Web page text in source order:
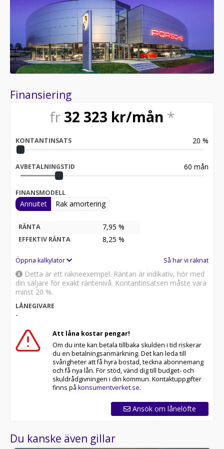
QE3 Förvaringsnät på sidan av fotutrymme på
passagerarsidan.
FT3 Surround View med Active Parking Support.
8T3 Adaptiv farthållare.
7Y8 Lane Change Assist.
4F2 Porsche Entry.
2V4 Joniserare (luftrenare).
Finansiering
fr 32 323 kr/mån *
KONTANTINSATS 20 %
AVBETALNINGSTID 60 mån
FINANSMODELL
Annuitet Rak amortering
RÄNTA 7,95 %
EFFEKTIV RÄNTA 8,25 %
Öppna kalkylator Så har vi räknat
Detta är ett räkneexempel. Räntan är indikativ, hör med
din säljare för exakt räntenivå. Kontantinsatsen måste vara
minst 20 %.
LÅNEGIVARE
-
Att låna kostar pengar!
Om du inte kan betala tillbaka skulden i tid riskerar
du en betalningsanmärkning. Det kan leda till
svårigheter att få hyra bostad, teckna abonnemang
och få nya lån. För stöd, vänd dig till budget- och
skuldrådgivningen i din kommun. Kontaktuppgifter
finns på konsumentverket.se.
Ansök om lånelöfte
Du kanske även gillar